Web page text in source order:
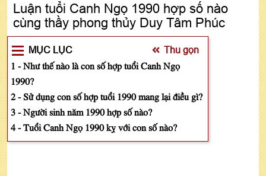
Luận tuổi Canh Ngọ 1990 hợp số nào
cùng thầy phong thủy Duy Tâm Phúc
MỤC LỤC Thu gọn
1 - Như thế nào là con số hợp tuổi Canh Ngọ
1990?
2 - Sử dụng con số hợp tuổi 1990 mang lại điều gì?
3 - Người sinh năm 1990 hợp số nào?
4 - Tuổi Canh Ngọ 1990 kỵ với con số nào?